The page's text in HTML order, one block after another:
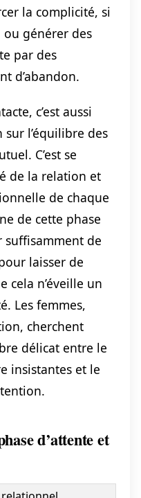
la complicité, si
ou générer des
par des
d’abandon.
c’est aussi
l’équilibre des
C’est se
de la relation et
de chaque
de cette phase
suffisamment de
laisser de
cela n’éveille un
Les femmes,
cherchent
délicat entre le
insistantes et le
d’attente et